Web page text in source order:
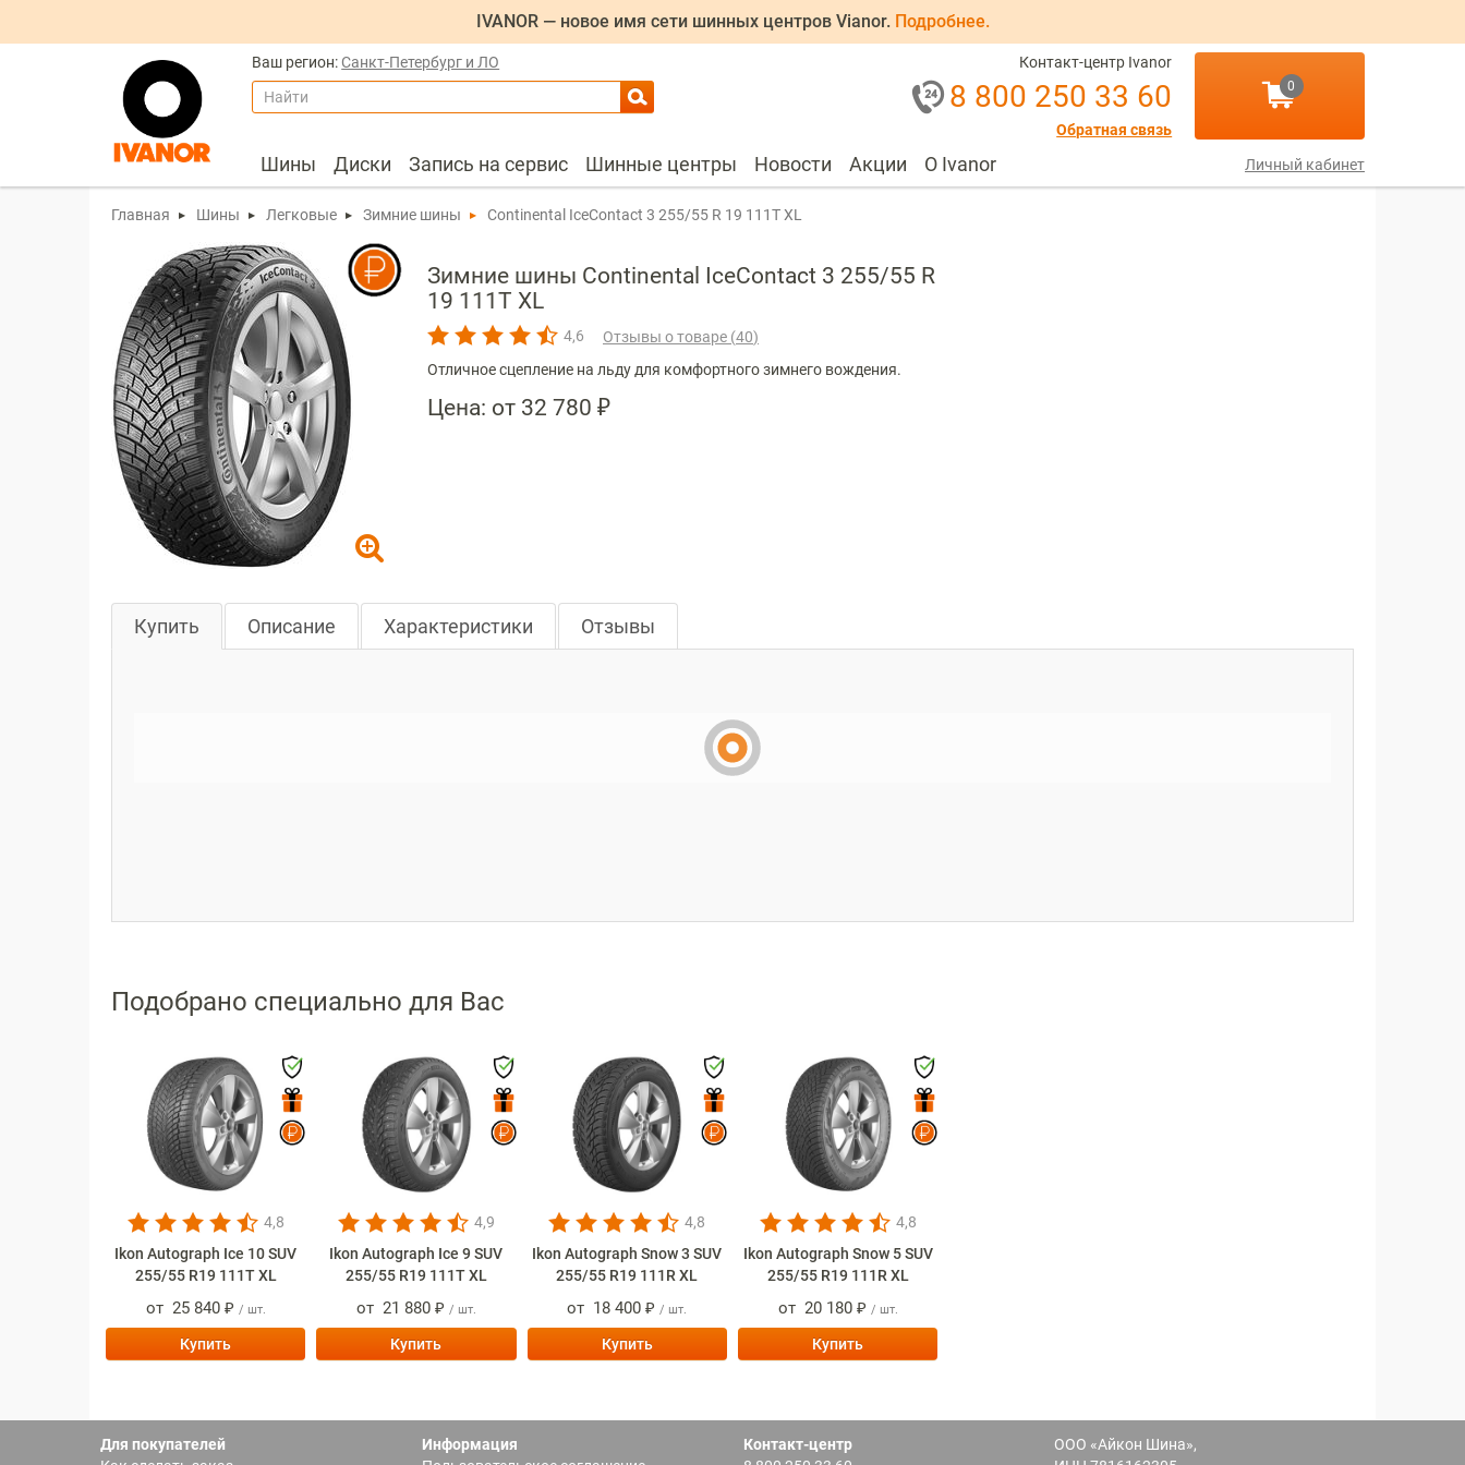
IVANOR — новое имя сети шинных центров Vianor. Подробнее.
Ваш регион:Санкт-Петербург и ЛО
Найти
Контакт-центр Ivanor
8 800 250 33 60
Обратная связь
0
Шины Диски Запись на сервис Шинные центры Новости Акции О Ivanor Личный кабинет
Главная Шины Легковые Зимние шины Continental IceContact 3 255/55 R 19 111T XL
Зимние шины Continental IceContact 3 255/55 R
19 111T XL
4,6 Отзывы о товаре (40)
Отличное сцепление на льду для комфортного зимнего вождения.
Цена: от 32 780 ₽
Купить Описание Характеристики Отзывы
Подобрано специально для Вас
4,8
Ikon Autograph Ice 10 SUV
255/55 R19 111T XL
от 25 840 ₽ / шт.
Купить
4,9
Ikon Autograph Ice 9 SUV
255/55 R19 111T XL
от 21 880 ₽ / шт.
Купить
4,8
Ikon Autograph Snow 3 SUV
255/55 R19 111R XL
от 18 400 ₽ / шт.
Купить
4,8
Ikon Autograph Snow 5 SUV
255/55 R19 111R XL
от 20 180 ₽ / шт.
Купить
Для покупателей
Информация
Контакт-центр
ООО «Айкон Шина»,